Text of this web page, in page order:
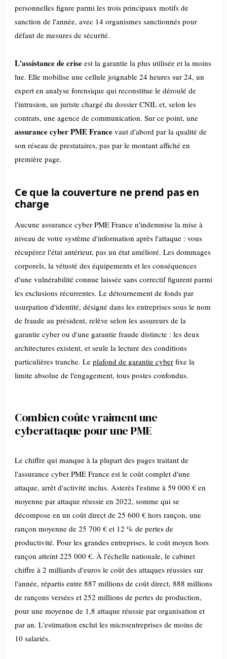
personnelles figure parmi les trois principaux motifs de
sanction de l'année, avec 14 organismes sanctionnés pour
défaut de mesures de sécurité.
L'assistance de crise est la garantie la plus utilisée et la moins
lue. Elle mobilise une cellule joignable 24 heures sur 24, un
expert en analyse forensique qui reconstitue le déroulé de
l'intrusion, un juriste chargé du dossier CNIL et, selon les
contrats, une agence de communication. Sur ce point, une
assurance cyber PME France vaut d'abord par la qualité de
son réseau de prestataires, pas par le montant affiché en
première page.
Ce que la couverture ne prend pas en
charge
Aucune assurance cyber PME France n'indemnise la mise à
niveau de votre système d'information après l'attaque : vous
récupérez l'état antérieur, pas un état amélioré. Les dommages
corporels, la vétusté des équipements et les conséquences
d'une vulnérabilité connue laissée sans correctif figurent parmi
les exclusions récurrentes. Le détournement de fonds par
usurpation d'identité, désigné dans les entreprises sous le nom
de fraude au président, relève selon les assureurs de la
garantie cyber ou d'une garantie fraude distincte : les deux
architectures existent, et seule la lecture des conditions
particulières tranche. Le plafond de garantie cyber fixe la
limite absolue de l'engagement, tous postes confondus.
Combien coûte vraiment une
cyberattaque pour une PME
Le chiffre qui manque à la plupart des pages traitant de
l'assurance cyber PME France est le coût complet d'une
attaque, arrêt d'activité inclus. Asterès l'estime à 59 000 € en
moyenne par attaque réussie en 2022, somme qui se
décompose en un coût direct de 25 600 € hors rançon, une
rançon moyenne de 25 700 € et 12 % de pertes de
productivité. Pour les grandes entreprises, le coût moyen hors
rançon atteint 225 000 €. À l'échelle nationale, le cabinet
chiffre à 2 milliards d'euros le coût des attaques réussies sur
l'année, répartis entre 887 millions de coût direct, 888 millions
de rançons versées et 252 millions de pertes de production,
pour une moyenne de 1,8 attaque réussie par organisation et
par an. L'estimation exclut les microentreprises de moins de
10 salariés.